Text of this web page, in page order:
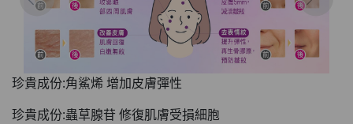
珍貴成份:角鯊烯 增加皮膚彈性
珍貴成份:蟲草腺苷 修復肌膚受損細胞